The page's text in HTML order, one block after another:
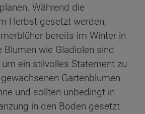
Während die
Herbst gesetzt werden,
bereits im Winter in
Blumen wie Gladiolen sind
ein stilvolles Statement zu
Gartenblumen
und sollten unbedingt in
in den Boden gesetzt